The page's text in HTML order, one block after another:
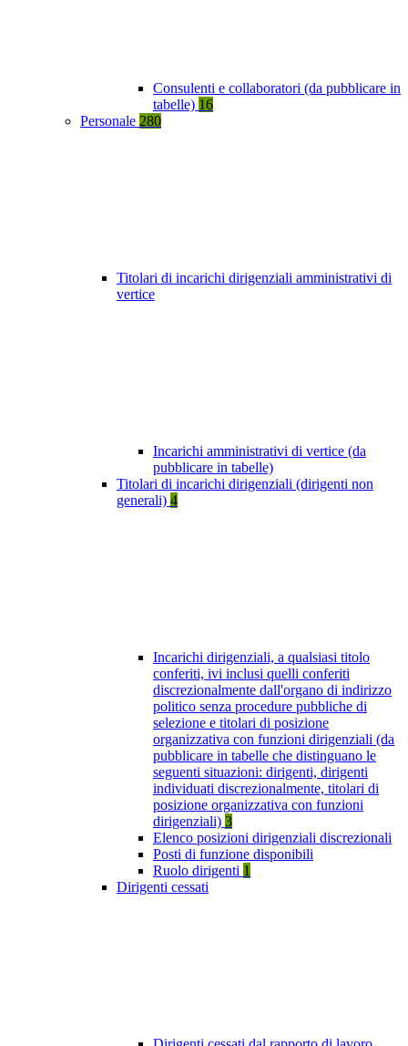
Consulenti e collaboratori (da pubblicare in
tabelle) 16
Personale 280
Titolari di incarichi dirigenziali amministrativi di
vertice
Incarichi amministrativi di vertice (da
pubblicare in tabelle)
Titolari di incarichi dirigenziali (dirigenti non
generali) 4
Incarichi dirigenziali, a qualsiasi titolo
conferiti, ivi inclusi quelli conferiti
discrezionalmente dall'organo di indirizzo
politico senza procedure pubbliche di
selezione e titolari di posizione
organizzativa con funzioni dirigenziali (da
pubblicare in tabelle che distinguano le
seguenti situazioni: dirigenti, dirigenti
individuati discrezionalmente, titolari di
posizione organizzativa con funzioni
dirigenziali) 3
Elenco posizioni dirigenziali discrezionali
Posti di funzione disponibili
Ruolo dirigenti 1
Dirigenti cessati